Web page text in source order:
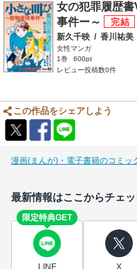
女の犯罪履歴
事件ー～
新久千映 / 香川祐美
女性マンガ
1巻
600pt
レビュー投稿数0件
この作品をシェアしよう
漫画(まんが)・電子書籍のコミッ
最新情報はここからチェッ
限定特典GET